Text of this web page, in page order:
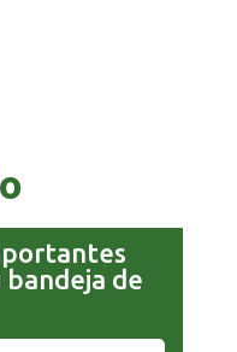
bandeja de